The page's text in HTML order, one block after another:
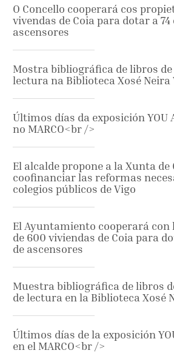
O Concello cooperará cos
vivendas de Coia para dotar a
ascensores
Mostra bibliográfica de libros de
lectura na Biblioteca Xosé Neira
Últimos días da exposición YOU
no MARCO<br />
El alcalde propone a la Xunta de
coofinanciar las reformas
colegios públicos de Vigo
El Ayuntamiento cooperará
de 600 viviendas de Coia para
de ascensores
Muestra bibliográfica de libros
de lectura en la Biblioteca Xosé
Últimos días de la exposición
en el MARCO<br />